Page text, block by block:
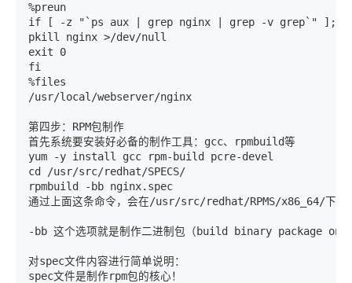
%preun
if [ -z "`ps aux | grep nginx | grep -v grep`"
pkill nginx >/dev/null
exit 0
fi
%files
/usr/local/webserver/nginx
第四步：RPM包制作
首先系统要安装好必备的制作工具：gcc、rpmbuild等
yum -y install gcc rpm-build pcre-devel
cd /usr/src/redhat/SPECS/
rpmbuild -bb nginx.spec
通过上面这条命令，会在/usr/src/redhat/RPMS/x86_64/下
-bb 这个选项就是制作二进制包（build binary package
对spec文件内容进行简单说明：
spec文件是制作rpm包的核心！